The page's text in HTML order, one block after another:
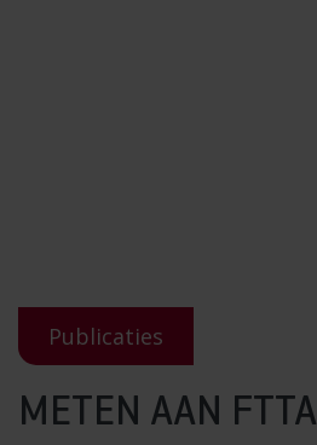
Publicaties
METEN AAN FTTA